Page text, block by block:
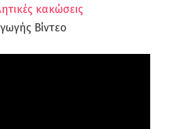
κακώσεις
Βίντεο